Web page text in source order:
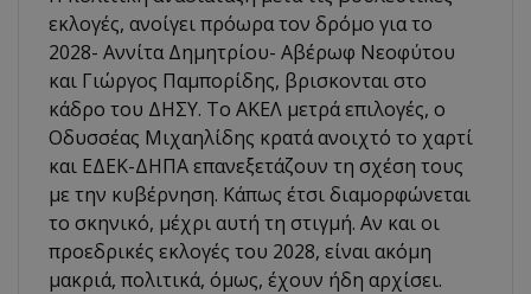
εκλογές, ανοίγει πρόωρα τον δρόμο για το
2028- Αννίτα Δημητρίου- Αβέρωφ Νεοφύτου
και Γιώργος Παμπορίδης, βρισκονται στο
κάδρο του ΔΗΣΥ. Το ΑΚΕΛ μετρά επιλογές, ο
Οδυσσέας Μιχαηλίδης κρατά ανοιχτό το χαρτί
και ΕΔΕΚ-ΔΗΠΑ επανεξετάζουν τη σχέση τους
με την κυβέρνηση. Κάπως έτσι διαμορφώνεται
το σκηνικό, μέχρι αυτή τη στιγμή. Αν και οι
προεδρικές εκλογές του 2028, είναι ακόμη
μακριά, πολιτικά, όμως, έχουν ήδη αρχίσει.